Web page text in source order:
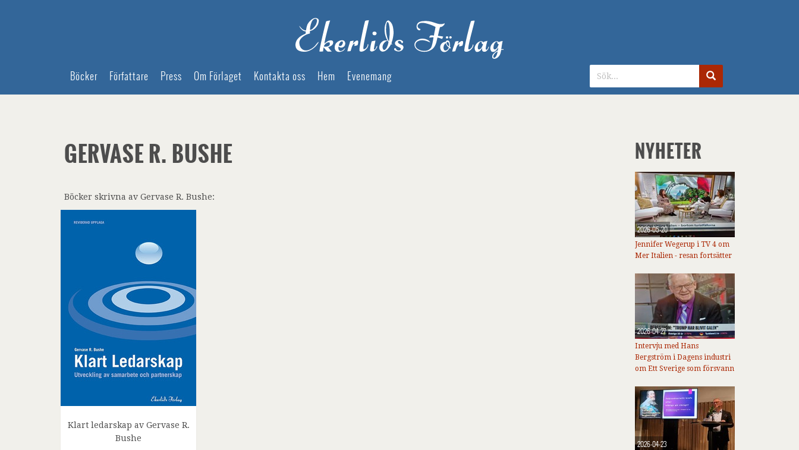
Böcker Författare Press Om Förlaget Kontakta oss Hem Evenemang
GERVASE R. BUSHE
Böcker skrivna av Gervase R. Bushe:
Klart ledarskap av Gervase R.
Bushe
NYHETER
2026-05-20
Jennifer Wegerup i TV 4 om
Mer Italien - resan fortsätter
2026-04-27
Intervju med Hans
Bergström i Dagens industri
om Ett Sverige som försvann
2026-04-23